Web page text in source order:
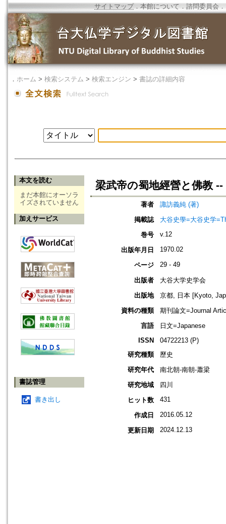
サイトマップ．本館について ． 諮問委員会 ．
． ホーム > 検索システム > 検索エンジン > 書誌の詳細内容
本文を読む
まだ本館にオーソラ
イズされていません
加えサービス
書誌管理
書き出し
梁武帝の蜀地經營と佛教
著者
諏訪義純 (著)
掲載誌
大谷史學=大谷史学
巻号
v.12
出版年月日 1970.02
ページ 29 - 49
出版者
大谷大学史学会
出版地
京都, 日本 [Kyoto,
資料の種類
期刊論文=Journal
言語
日文=Japanese
ISSN
04722213 (P)
研究種類
歷史
研究年代
南北朝-南朝-蕭梁
研究地域
四川
ヒット数
431
作成日 2016.05.12
更新日期 2024.12.13